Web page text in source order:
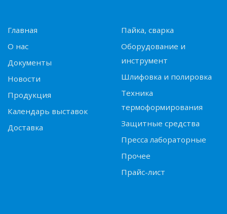
Главная
О нас
Документы
Новости
Продукция
Календарь выставок
Доставка
Пайка, сварка
Оборудование и
инструмент
Шлифовка и полировка
Техника
термоформирования
Защитные средства
Пресса лабораторные
Прочее
Прайс-лист